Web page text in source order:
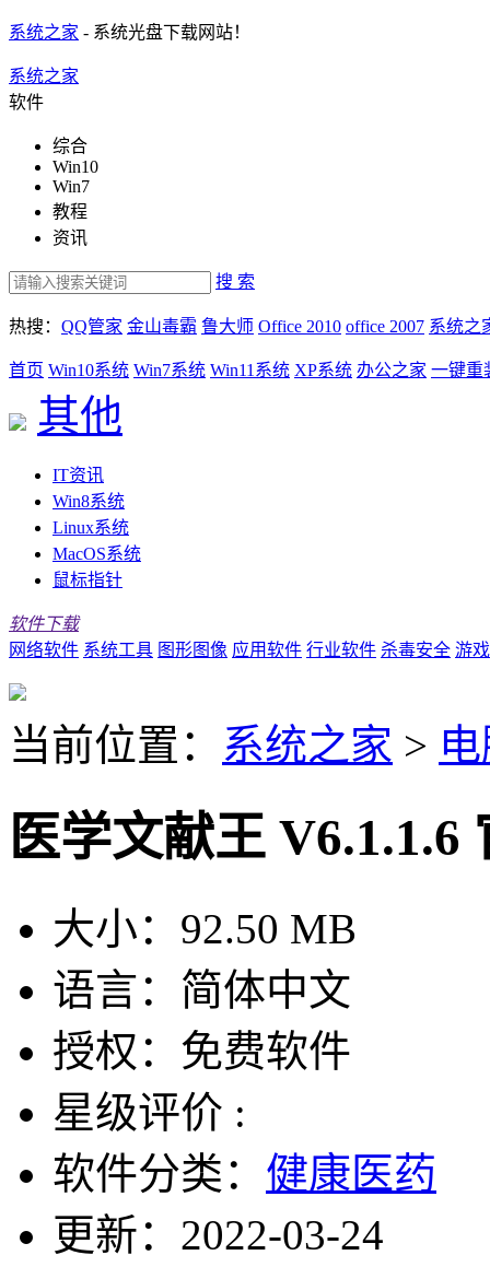
系统之家 - 系统光盘下载网站！
系统之家
软件
综合
Win10
Win7
教程
资讯
搜 索
热搜： QQ管家 金山毒霸 鲁大师 Office 2010 office 2007 系统之
首页 Win10系统 Win7系统 Win11系统 XP系统 办公之家 一键重
其他
IT资讯
Win8系统
Linux系统
MacOS系统
鼠标指针
软件下载
网络软件 系统工具 图形图像 应用软件 行业软件 杀毒安全 游
当前位置： 系统之家 >
医学文献王 V6.1.1.6
大小： 92.50 MB
语言： 简体中文
授权： 免费软件
星级评价 :
软件分类： 健康医药
更新： 2022-03-24